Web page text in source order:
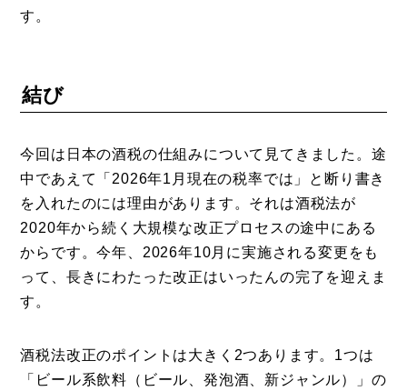
す。
結び
今回は日本の酒税の仕組みについて見てきました。途
中であえて「2026年1月現在の税率では」と断り書き
を入れたのには理由があります。それは酒税法が
2020年から続く大規模な改正プロセスの途中にある
からです。今年、2026年10月に実施される変更をも
って、長きにわたった改正はいったんの完了を迎えま
す。
酒税法改正のポイントは大きく2つあります。1つは
「ビール系飲料（ビール、発泡酒、新ジャンル）」の